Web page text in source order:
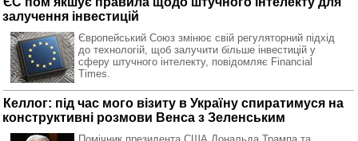
залучення інвестицій
Європейський Союз змінює свій регуляторний підхід
до технологій, щоб залучити більше інвестицій у
сферу штучного інтелекту, повідомляє Financial
Times.
Келлог: під час мого візиту в Україну спиратимуся на
конструктивні розмови Венса з Зеленським